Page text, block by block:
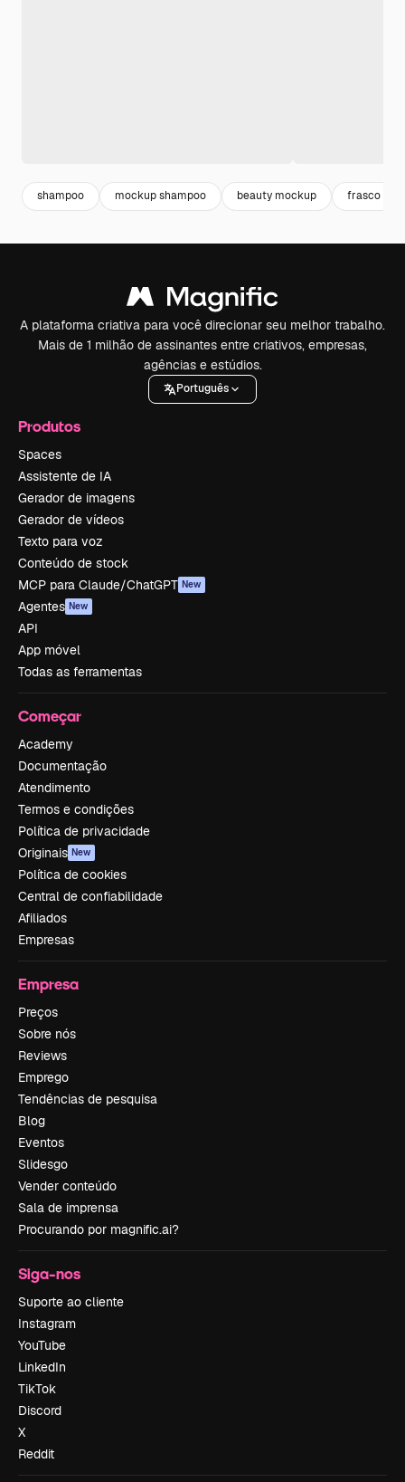
shampoo mockup shampoo beauty mockup frasco
A plataforma criativa para você direcionar seu melhor trabalho.
Mais de 1 milhão de assinantes entre criativos, empresas,
agências e estúdios.
Português
Produtos
Spaces
Assistente de IA
Gerador de imagens
Gerador de vídeos
Texto para voz
Conteúdo de stock
MCP para Claude/ChatGPT New
Agentes New
API
App móvel
Todas as ferramentas
Começar
Academy
Documentação
Atendimento
Termos e condições
Política de privacidade
Originais New
Política de cookies
Central de confiabilidade
Afiliados
Empresas
Empresa
Preços
Sobre nós
Reviews
Emprego
Tendências de pesquisa
Blog
Eventos
Slidesgo
Vender conteúdo
Sala de imprensa
Procurando por magnific.ai?
Siga-nos
Suporte ao cliente
Instagram
YouTube
LinkedIn
TikTok
Discord
X
Reddit